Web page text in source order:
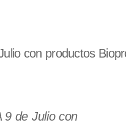
con productos
9 de Julio con